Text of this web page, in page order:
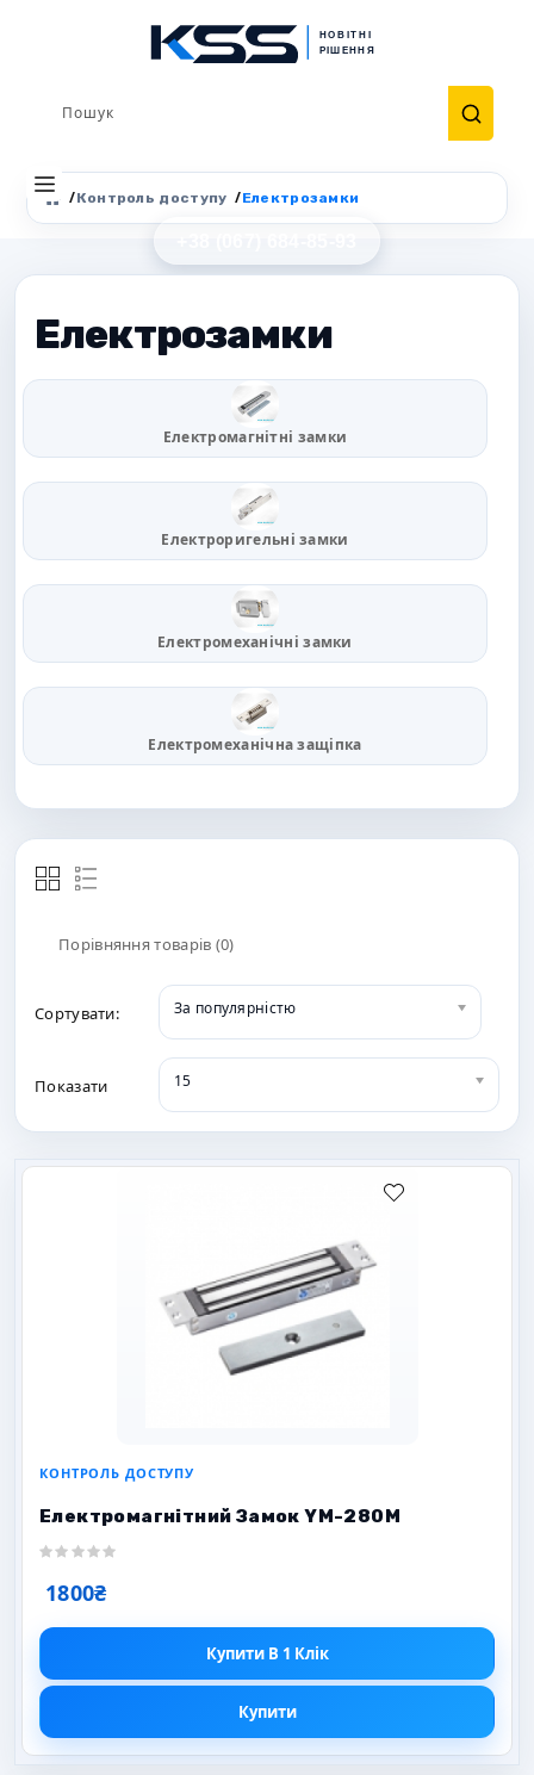
Контроль доступу Електрозамки
Електрозамки
Електромагнітні замки
Електроригельні замки
Електромеханічні замки
Електромеханічна защіпка
Порівняння товарів (0)
Сортувати: За популярністю
Показати 15
КОНТРОЛЬ ДОСТУПУ
Електромагнітний Замок YM-280M
1800₴
Купити В 1 Клік
Купити